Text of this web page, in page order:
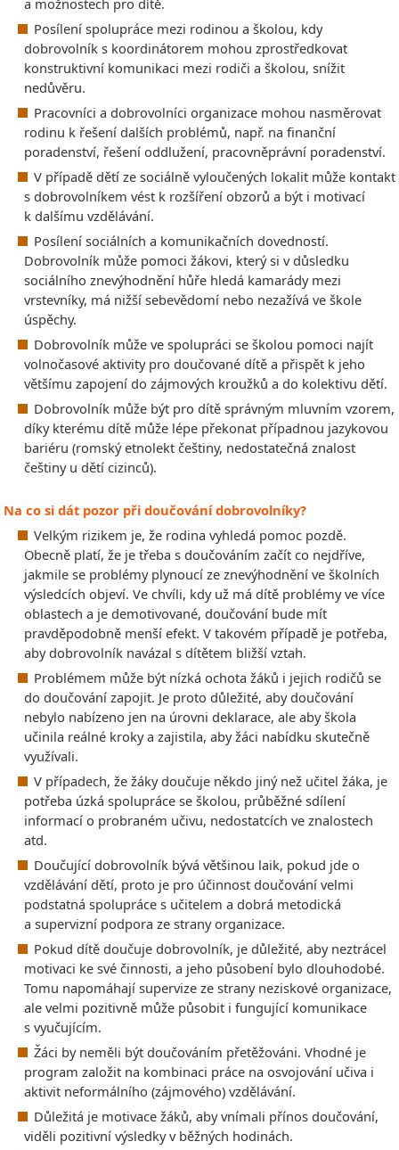
Posílení spolupráce mezi rodinou a školou, kdy
dobrovolník s koordinátorem mohou zprostředkovat
konstruktivní komunikaci mezi rodiči a školou, snížit
nedůvěru.
Pracovníci a dobrovolníci organizace mohou nasměrovat
rodinu k řešení dalších problémů, např. na finanční
poradenství, řešení oddlužení, pracovněprávní poradenství.
V případě dětí ze sociálně vyloučených lokalit může kontakt
s dobrovolníkem vést k rozšíření obzorů a být i motivací
k dalšímu vzdělávání.
Posílení sociálních a komunikačních dovedností.
Dobrovolník může pomoci žákovi, který si v důsledku
sociálního znevýhodnění hůře hledá kamarády mezi
vrstevníky, má nižší sebevědomí nebo nezažívá ve škole
úspěchy.
Dobrovolník může ve spolupráci se školou pomoci najít
volnočasové aktivity pro doučované dítě a přispět k jeho
většímu zapojení do zájmových kroužků a do kolektivu dětí.
Dobrovolník může být pro dítě správným mluvním vzorem,
díky kterému dítě může lépe překonat případnou jazykovou
bariéru (romský etnolekt češtiny, nedostatečná znalost
češtiny u dětí cizinců).
Na co si dát pozor při doučování dobrovolníky?
Velkým rizikem je, že rodina vyhledá pomoc pozdě.
Obecně platí, že je třeba s doučováním začít co nejdříve,
jakmile se problémy plynoucí ze znevýhodnění ve školních
výsledcích objeví. Ve chvíli, kdy už má dítě problémy ve více
oblastech a je demotivované, doučování bude mít
pravděpodobně menší efekt. V takovém případě je potřeba,
aby dobrovolník navázal s dítětem bližší vztah.
Problémem může být nízká ochota žáků i jejich rodičů se
do doučování zapojit. Je proto důležité, aby doučování
nebylo nabízeno jen na úrovni deklarace, ale aby škola
učinila reálné kroky a zajistila, aby žáci nabídku skutečně
využívali.
V případech, že žáky doučuje někdo jiný než učitel žáka, je
potřeba úzká spolupráce se školou, průběžné sdílení
informací o probraném učivu, nedostatcích ve znalostech
atd.
Doučující dobrovolník bývá většinou laik, pokud jde o
vzdělávání dětí, proto je pro účinnost doučování velmi
podstatná spolupráce s učitelem a dobrá metodická
a supervizní podpora ze strany organizace.
Pokud dítě doučuje dobrovolník, je důležité, aby neztrácel
motivaci ke své činnosti, a jeho působení bylo dlouhodobé.
Tomu napomáhají supervize ze strany neziskové organizace,
ale velmi pozitivně může působit i fungující komunikace
s vyučujícím.
Žáci by neměli být doučováním přetěžováni. Vhodné je
program založit na kombinaci práce na osvojování učiva i
aktivit neformálního (zájmového) vzdělávání.
Důležitá je motivace žáků, aby vnímali přínos doučování,
viděli pozitivní výsledky v běžných hodinách.